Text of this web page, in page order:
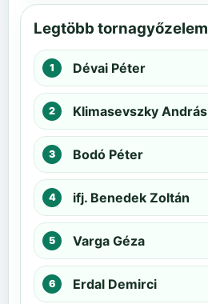
Legtöbb tornagyőzelem
Dévai Péter
Klimasevszky András
Bodó Péter
ifj. Benedek Zoltán
Varga Géza
Erdal Demirci